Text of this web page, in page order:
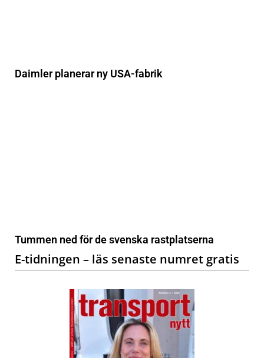
Daimler planerar ny USA-fabrik
Tummen ned för de svenska rastplatserna
E-tidningen – läs senaste numret gratis